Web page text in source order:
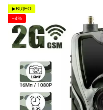
▶ВІДЕО
−4%